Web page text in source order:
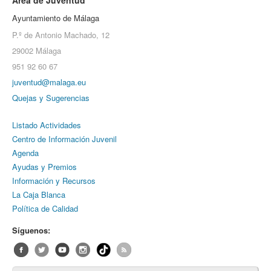
Ayuntamiento de Málaga
P.º de Antonio Machado, 12
29002 Málaga
951 92 60 67
juventud@malaga.eu
Quejas y Sugerencias
Listado Actividades
Centro de Información Juvenil
Agenda
Ayudas y Premios
Información y Recursos
La Caja Blanca
Política de Calidad
Síguenos: